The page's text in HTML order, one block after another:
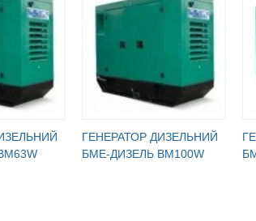
ГЕНЕРАТОР ДИЗЕЛЬНИЙ
БМЕ-ДИЗЕЛЬ BM100W